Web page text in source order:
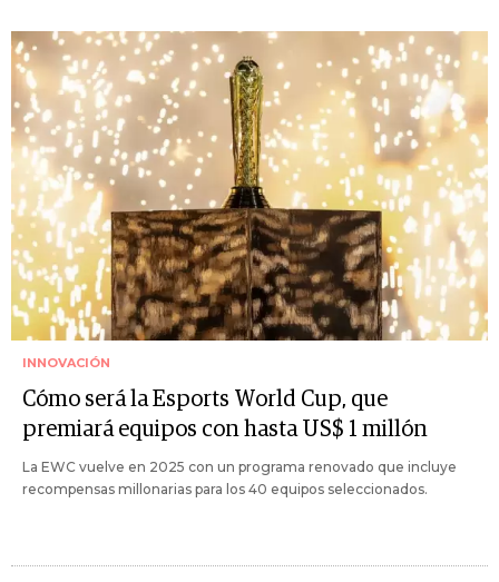
INNOVACIÓN
Cómo será la Esports World Cup, que
premiará equipos con hasta US$ 1 millón
La EWC vuelve en 2025 con un programa renovado que incluye
recompensas millonarias para los 40 equipos seleccionados.